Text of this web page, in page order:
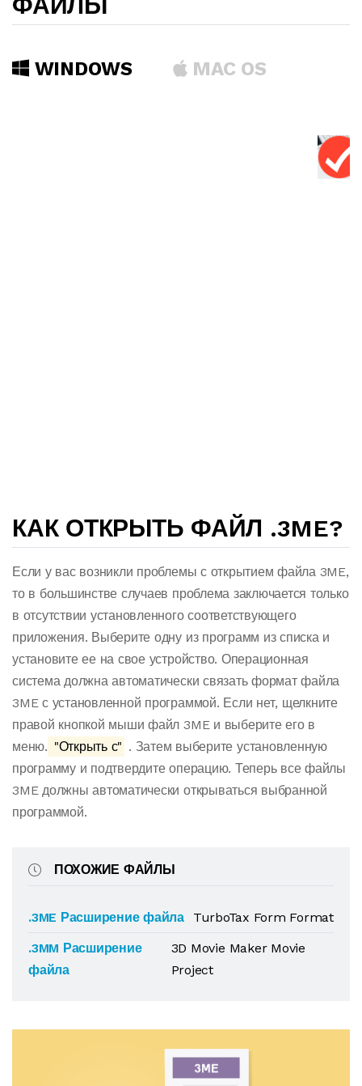
WINDOWS MAC OS
КАК ОТКРЫТЬ ФАЙЛ .3ME?
Если у вас возникли проблемы с открытием файла 3ME,
то в большинстве случаев проблема заключается только
в отсутствии установленного соответствующего
приложения. Выберите одну из программ из списка и
установите ее на свое устройство. Операционная
система должна автоматически связать формат файла
3ME с установленной программой. Если нет, щелкните
правой кнопкой мыши файл 3ME и выберите его в
меню. "Открыть с" . Затем выберите установленную
программу и подтвердите операцию. Теперь все файлы
3ME должны автоматически открываться выбранной
программой.
ПОХОЖИЕ ФАЙЛЫ
.3ME Расширение файла
TurboTax Form Format
.3MM Расширение
файла
3D Movie Maker Movie
Project